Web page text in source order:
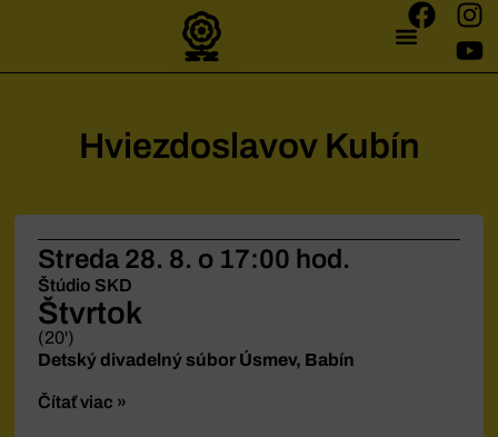
Hviezdoslavov Kubín
Streda 28. 8. o 17:00 hod.
Štúdio SKD
Štvrtok
(20')
Detský divadelný súbor Úsmev, Babín
Čítať viac »